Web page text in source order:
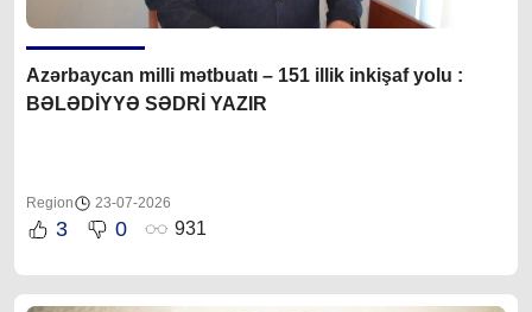
Azərbaycan milli mətbuatı – 151 illik inkişaf yolu :
BƏLƏDİYYƏ SƏDRİ YAZIR
Region 23-07-2026
3 0 931